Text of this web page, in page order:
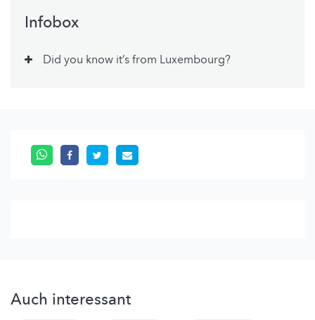
Infobox
Did you know it’s from Luxembourg?
Auch interessant